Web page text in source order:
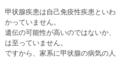
甲状腺疾患は自己免疫性疾患とい
かっていません。
遺伝の可能性が高いのではないか
は至っていません。
ですから、家系に甲状腺の病気の